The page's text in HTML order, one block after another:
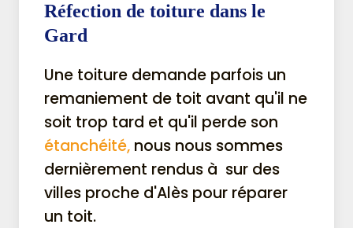
Réfection de toiture dans le
Gard
Une toiture demande parfois un
remaniement de toit avant qu'il ne
soit trop tard et qu'il perde son
étanchéité, nous nous sommes
dernièrement rendus à sur des
villes proche d'Alès pour réparer
un toit.